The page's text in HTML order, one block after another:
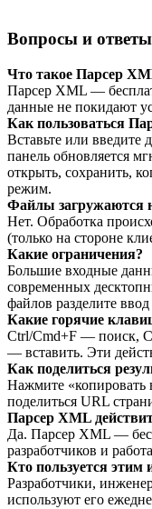
Вопросы и ответы
Что такое Парсер
Парсер XML —
данные не покидают
Как пользоваться
Вставьте или введите
панель обновляется
открыть, сохранить,
режим.
Файлы загружаются
Нет. Обработка
(только на стороне
Какие ограничения?
Большие входные
современных
файлов разделите
Какие горячие
Ctrl/Cmd+F — поиск,
— вставить. Эти
Как поделиться
Нажмите
поделиться URL
Парсер XML
Да. Парсер XML —
разработчиков и
Кто пользуется этим
Разработчики,
используют его